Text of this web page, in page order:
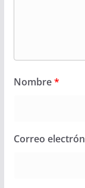
Nombre*
Correo